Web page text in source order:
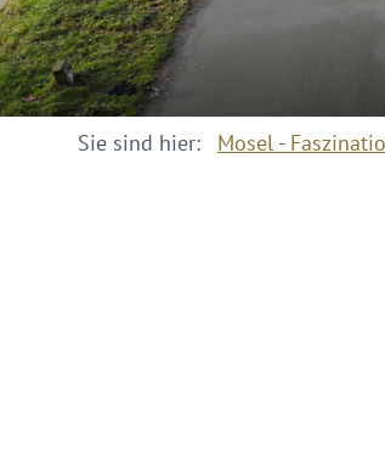
Sie sind hier: Mosel -